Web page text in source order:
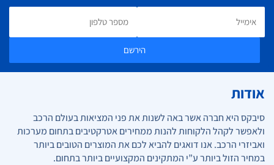
הירשם
אודות
סיבקס היא חברה אשר באה לשנות את פני המציאות בעולם הרכב
ולאפשר לקהל הלקוחות להנות ממחירים אטרקטיבים בתחום מערכות
ואביזרי הרכב. אנו דואגים להביא לכם את המוצרים הטובים ביותר
במחיר הזול ביותר ע”י המתקינים המקצועיים ביותר בתחום.